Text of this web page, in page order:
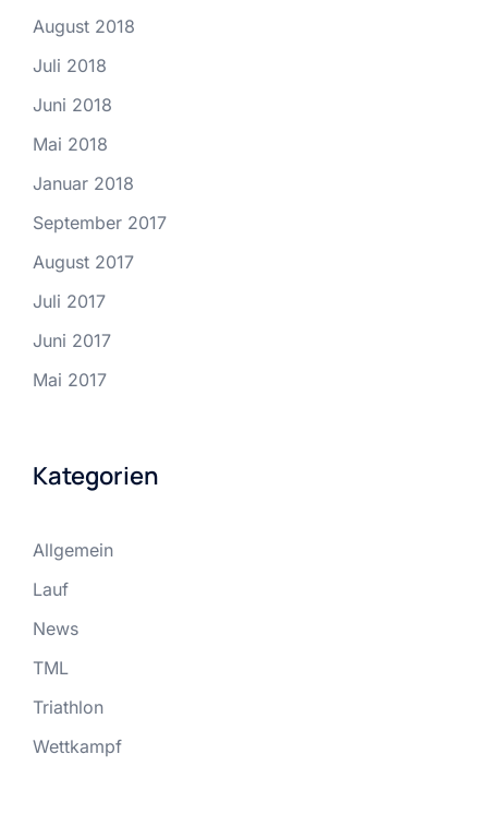
August 2018
Juli 2018
Juni 2018
Mai 2018
Januar 2018
September 2017
August 2017
Juli 2017
Juni 2017
Mai 2017
Kategorien
Allgemein
Lauf
News
TML
Triathlon
Wettkampf